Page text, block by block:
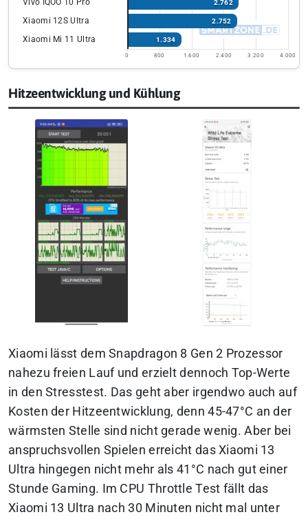
Vivo IQOO 10 Pro 2.762
Xiaomi 12S Ultra 2.752
Xiaomi Mi 11 Ultra 1.334
0 800 1.600 2.400 3.200 4.000
Hitzeentwicklung und Kühlung
Xiaomi lässt dem Snapdragon 8 Gen 2 Prozessor
nahezu freien Lauf und erzielt dennoch Top-Werte
in den Stresstest. Das geht aber irgendwo auch auf
Kosten der Hitzeentwicklung, denn 45-47°C an der
wärmsten Stelle sind nicht gerade wenig. Aber bei
anspruchsvollen Spielen erreicht das Xiaomi 13
Ultra hingegen nicht mehr als 41°C nach gut einer
Stunde Gaming. Im CPU Throttle Test fällt das
Xiaomi 13 Ultra nach 30 Minuten nicht mal unter